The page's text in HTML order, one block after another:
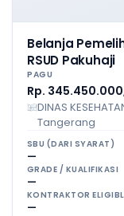
Belanja
RSUD Pakuhaji
PAGU
Rp.
DINAS
Tangerang
SBU (DARI SYARAT)
—
GRADE / KUALIFIKASI
—
KONTRAKTOR
—